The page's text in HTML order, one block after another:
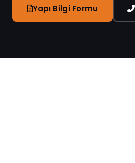
Yapı Bilgi Formu